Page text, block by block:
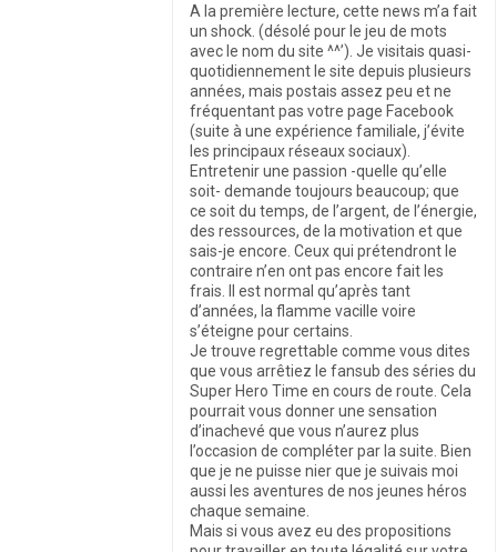
A la première lecture, cette news m’a fait
un shock. (désolé pour le jeu de mots
avec le nom du site ^^’). Je visitais quasi-
quotidiennement le site depuis plusieurs
années, mais postais assez peu et ne
fréquentant pas votre page Facebook
(suite à une expérience familiale, j’évite
les principaux réseaux sociaux).
Entretenir une passion -quelle qu’elle
soit- demande toujours beaucoup; que
ce soit du temps, de l’argent, de l’énergie,
des ressources, de la motivation et que
sais-je encore. Ceux qui prétendront le
contraire n’en ont pas encore fait les
frais. Il est normal qu’après tant
d’années, la flamme vacille voire
s’éteigne pour certains.
Je trouve regrettable comme vous dites
que vous arrêtiez le fansub des séries du
Super Hero Time en cours de route. Cela
pourrait vous donner une sensation
d’inachevé que vous n’aurez plus
l’occasion de compléter par la suite. Bien
que je ne puisse nier que je suivais moi
aussi les aventures de nos jeunes héros
chaque semaine.
Mais si vous avez eu des propositions